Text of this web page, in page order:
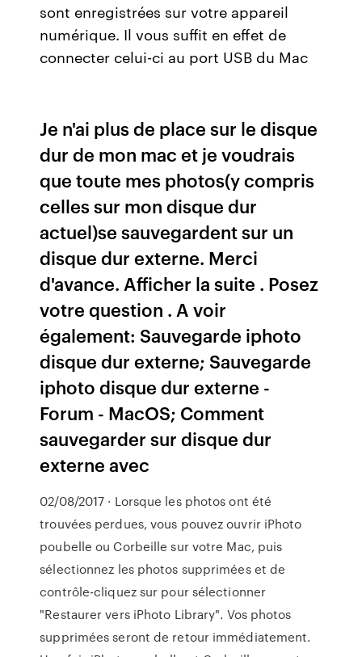
sont enregistrées sur votre appareil
numérique. Il vous suffit en effet de
connecter celui-ci au port USB du Mac
Je n'ai plus de place sur le disque
dur de mon mac et je voudrais
que toute mes photos(y compris
celles sur mon disque dur
actuel)se sauvegardent sur un
disque dur externe. Merci
d'avance. Afficher la suite . Posez
votre question . A voir
également: Sauvegarde iphoto
disque dur externe; Sauvegarde
iphoto disque dur externe -
Forum - MacOS; Comment
sauvegarder sur disque dur
externe avec
02/08/2017 · Lorsque les photos ont été
trouvées perdues, vous pouvez ouvrir iPhoto
poubelle ou Corbeille sur votre Mac, puis
sélectionnez les photos supprimées et de
contrôle-cliquez sur pour sélectionner
"Restaurer vers iPhoto Library". Vos photos
supprimées seront de retour immédiatement.